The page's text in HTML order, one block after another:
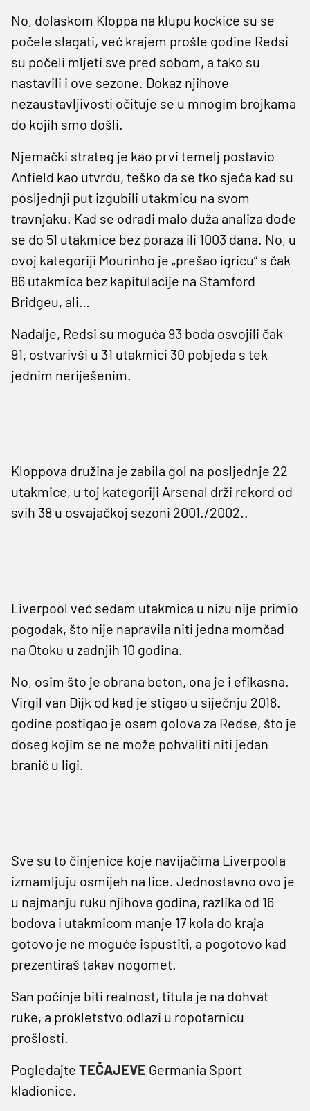
No, dolaskom Kloppa na klupu kockice su se
počele slagati, već krajem prošle godine Redsi
su počeli mljeti sve pred sobom, a tako su
nastavili i ove sezone. Dokaz njihove
nezaustavljivosti očituje se u mnogim brojkama
do kojih smo došli.
Njemački strateg je kao prvi temelj postavio
Anfield kao utvrdu, teško da se tko sjeća kad su
posljednji put izgubili utakmicu na svom
travnjaku. Kad se odradi malo duža analiza dođe
se do 51 utakmice bez poraza ili 1003 dana. No, u
ovoj kategoriji Mourinho je „prešao igricu“ s čak
86 utakmica bez kapitulacije na Stamford
Bridgeu, ali…
Nadalje, Redsi su moguća 93 boda osvojili čak
91, ostvarivši u 31 utakmici 30 pobjeda s tek
jednim neriješenim.
Kloppova družina je zabila gol na posljednje 22
utakmice, u toj kategoriji Arsenal drži rekord od
svih 38 u osvajačkoj sezoni 2001./2002..
Liverpool već sedam utakmica u nizu nije primio
pogodak, što nije napravila niti jedna momčad
na Otoku u zadnjih 10 godina.
No, osim što je obrana beton, ona je i efikasna.
Virgil van Dijk od kad je stigao u siječnju 2018.
godine postigao je osam golova za Redse, što je
doseg kojim se ne može pohvaliti niti jedan
branič u ligi.
Sve su to činjenice koje navijačima Liverpoola
izmamljuju osmijeh na lice. Jednostavno ovo je
u najmanju ruku njihova godina, razlika od 16
bodova i utakmicom manje 17 kola do kraja
gotovo je ne moguće ispustiti, a pogotovo kad
prezentiraš takav nogomet.
San počinje biti realnost, titula je na dohvat
ruke, a prokletstvo odlazi u ropotarnicu
prošlosti.
Pogledajte TEČAJEVE Germania Sport
kladionice.